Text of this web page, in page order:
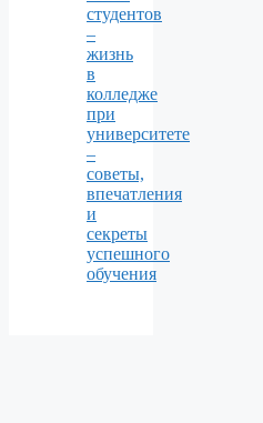
студентов
–
жизнь
в
колледже
при
университете
–
советы,
впечатления
и
секреты
успешного
обучения